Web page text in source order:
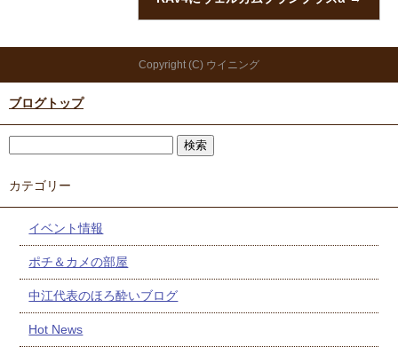
Copyright (C) ウイニング
ブログトップ
カテゴリー
イベント情報
ポチ＆カメの部屋
中江代表のほろ酔いブログ
Hot News